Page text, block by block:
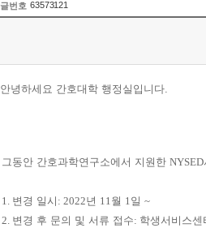
글번호 63573121
안녕하세요 간호대학 행정실입니다.
그동안 간호과학연구소에서 지원한 NYSED
1. 변경 일시 : 2022년 11월 1일 ~
2. 변경 후 문의 및 서류 접수: 학생서비스센